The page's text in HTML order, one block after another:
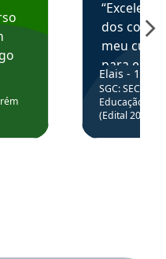
dos
meu
para
colocar
através
de
Elais - 15/
SGC: SEC BA
Educação
(Edital